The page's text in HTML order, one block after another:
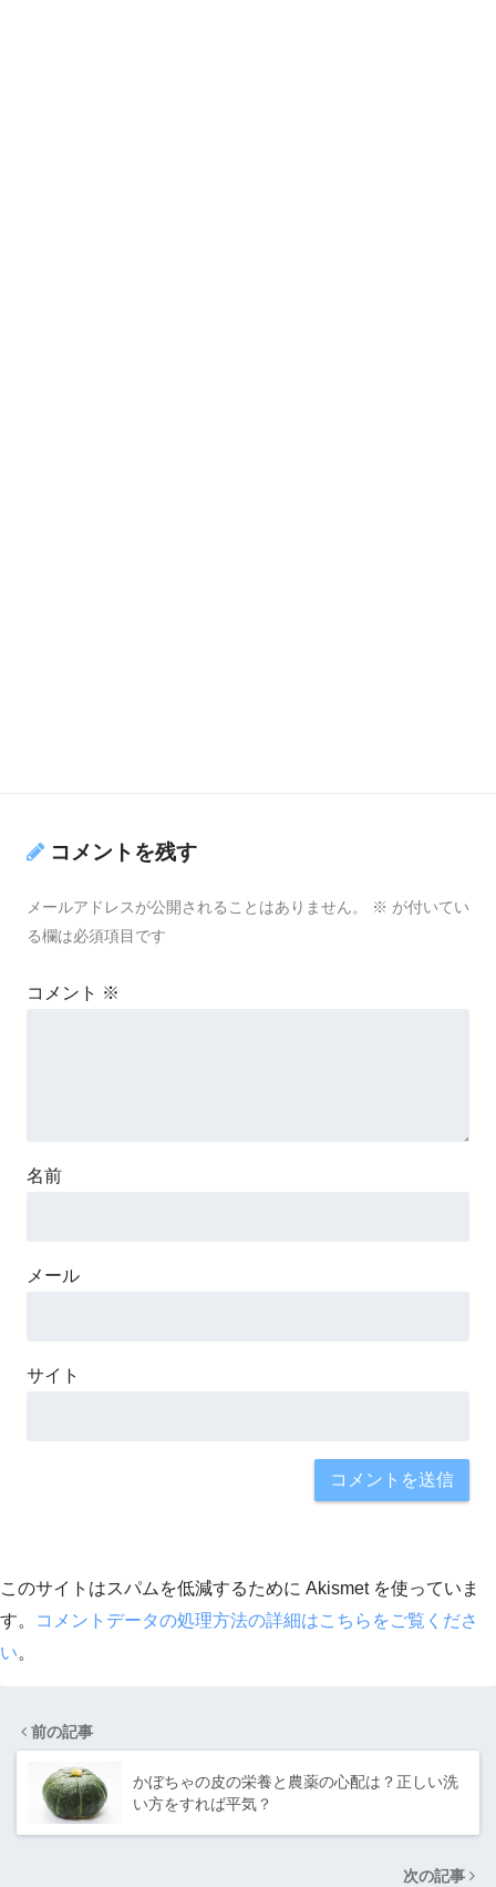
コメントを残す
メールアドレスが公開されることはありません。 ※ が付いてい
る欄は必須項目です
コメント ※
名前
メール
サイト
このサイトはスパムを低減するために Akismet を使っていま
す。
コメントデータの処理方法の詳細はこちらをご覧くださ
い。
前の記事
かぼちゃの皮の栄養と農薬の心配は？正しい洗
い方をすれば平気？
次の記事